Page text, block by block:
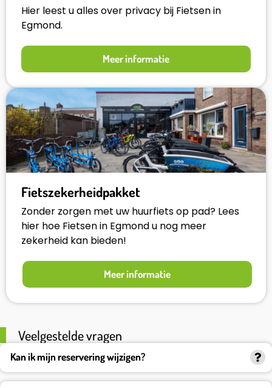
Meer informatie
Hier leest u alles over privacy bij Fietsen in
Egmond.
Meer informatie
Fietszekerheidpakket
Zonder zorgen met uw huurfiets op pad? Lees
hier hoe Fietsen in Egmond u nog meer
zekerheid kan bieden!
Veelgestelde vragen
Kan ik mijn reservering wijzigen?